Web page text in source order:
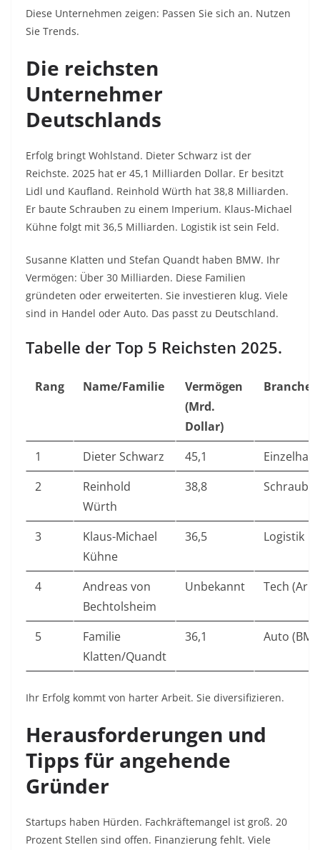
Diese Unternehmen zeigen: Passen Sie sich an. Nutzen
Sie Trends.​
Die reichsten
Unternehmer
Deutschlands
Erfolg bringt Wohlstand. Dieter Schwarz ist der
Reichste. 2025 hat er 45,1 Milliarden Dollar. Er besitzt
Lidl und Kaufland. Reinhold Würth hat 38,8 Milliarden.
Er baute Schrauben zu einem Imperium. Klaus-Michael
Kühne folgt mit 36,5 Milliarden. Logistik ist sein Feld.​
Susanne Klatten und Stefan Quandt haben BMW. Ihr
Vermögen: Über 30 Milliarden. Diese Familien
gründeten oder erweiterten. Sie investieren klug. Viele
sind in Handel oder Auto. Das passt zu Deutschland.​
Tabelle der Top 5 Reichsten 2025.
Rang Name/Familie
Vermögen
(Mrd.
Dollar)
Branche
1 Dieter Schwarz 45,1
2
Reinhold
Würth
38,8
3
Klaus-Michael
Kühne
36,5 Logistik
4
Andreas von
Bechtolsheim
Unbekannt Tech
5
Familie
Klatten/Quandt
36,1 Auto
Ihr Erfolg kommt von harter Arbeit. Sie diversifizieren.​
Herausforderungen und
Tipps für angehende
Gründer
Startups haben Hürden. Fachkräftemangel ist groß. 20
Prozent Stellen sind offen. Finanzierung fehlt. Viele